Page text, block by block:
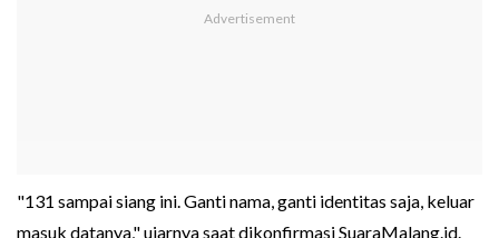
"131 sampai siang ini. Ganti nama, ganti identitas saja, keluar
masuk datanya," ujarnya saat dikonfirmasi SuaraMalang.id.